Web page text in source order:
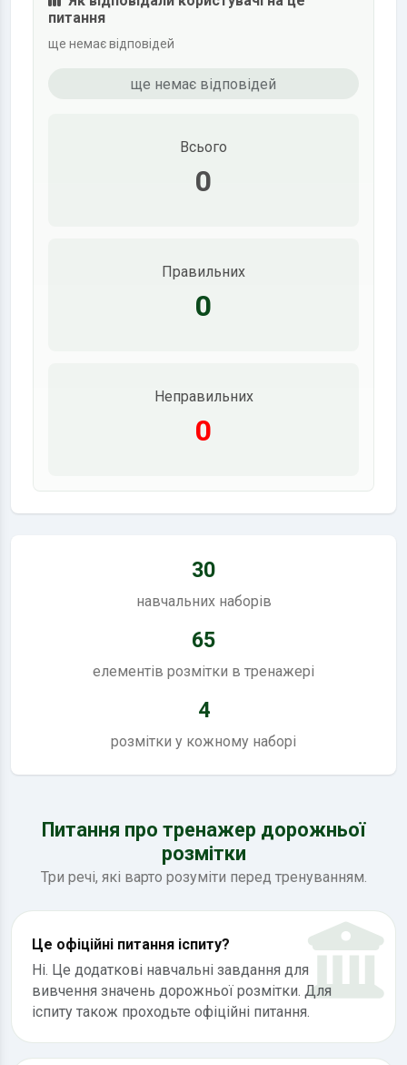
питання
ще немає відповідей
ще немає відповідей
Всього
0
Правильних
0
Неправильних
0
30
навчальних наборів
65
елементів розмітки в тренажері
4
розмітки у кожному наборі
Питання про тренажер дорожньої
розмітки
Три речі, які варто розуміти перед тренуванням.
Це офіційні питання іспиту?
Ні. Це додаткові навчальні завдання для
вивчення значень дорожньої розмітки. Для
іспиту також проходьте офіційні питання.